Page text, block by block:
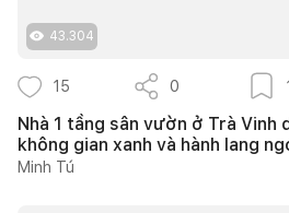
43.304
15 0
Nhà 1 tầng sân vườn ở Trà Vinh
không gian xanh và hành lang
Minh Tú